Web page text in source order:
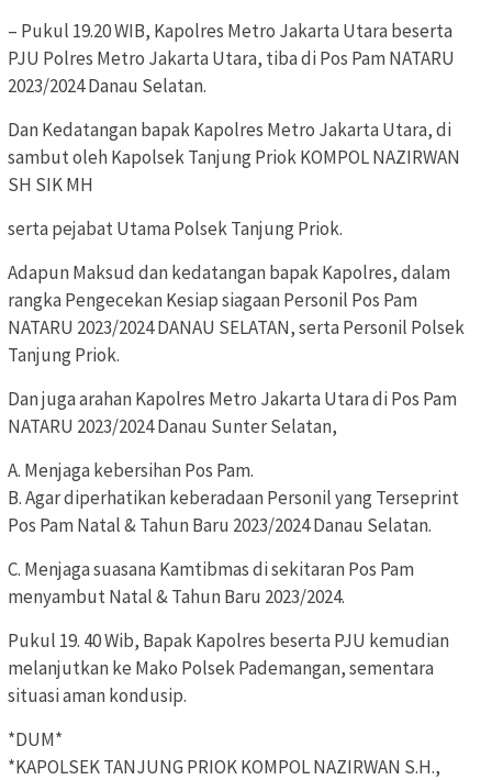
– Pukul 19.20 WIB, Kapolres Metro Jakarta Utara beserta
PJU Polres Metro Jakarta Utara, tiba di Pos Pam NATARU
2023/2024 Danau Selatan.
Dan Kedatangan bapak Kapolres Metro Jakarta Utara, di
sambut oleh Kapolsek Tanjung Priok KOMPOL NAZIRWAN
SH SIK MH
serta pejabat Utama Polsek Tanjung Priok.
Adapun Maksud dan kedatangan bapak Kapolres, dalam
rangka Pengecekan Kesiap siagaan Personil Pos Pam
NATARU 2023/2024 DANAU SELATAN, serta Personil Polsek
Tanjung Priok.
Dan juga arahan Kapolres Metro Jakarta Utara di Pos Pam
NATARU 2023/2024 Danau Sunter Selatan,
A. Menjaga kebersihan Pos Pam.
B. Agar diperhatikan keberadaan Personil yang Terseprint
Pos Pam Natal & Tahun Baru 2023/2024 Danau Selatan.
C. Menjaga suasana Kamtibmas di sekitaran Pos Pam
menyambut Natal & Tahun Baru 2023/2024.
Pukul 19. 40 Wib, Bapak Kapolres beserta PJU kemudian
melanjutkan ke Mako Polsek Pademangan, sementara
situasi aman kondusip.
*DUM*
*KAPOLSEK TANJUNG PRIOK KOMPOL NAZIRWAN S.H.,